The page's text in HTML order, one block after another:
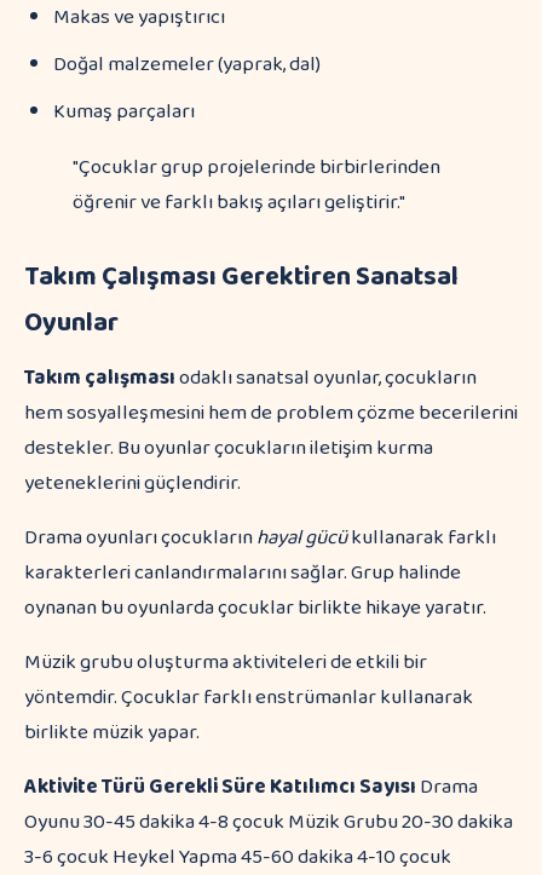
Makas ve yapıştırıcı
Doğal malzemeler (yaprak, dal)
Kumaş parçaları
"Çocuklar grup projelerinde birbirlerinden
öğrenir ve farklı bakış açıları geliştirir."
Takım Çalışması Gerektiren Sanatsal
Oyunlar
Takım çalışmasıodaklı sanatsal oyunlar, çocukların
hem sosyalleşmesini hem de problem çözme becerilerini
destekler. Bu oyunlar çocukların iletişim kurma
yeteneklerini güçlendirir.
Drama oyunları çocuklarınhayal gücükullanarak farklı
karakterleri canlandırmalarını sağlar. Grup halinde
oynanan bu oyunlarda çocuklar birlikte hikaye yaratır.
Müzik grubu oluşturma aktiviteleri de etkili bir
yöntemdir. Çocuklar farklı enstrümanlar kullanarak
birlikte müzik yapar.
Aktivite TürüGerekli SüreKatılımcı SayısıDrama
Oyunu 30-45 dakika 4-8 çocuk Müzik Grubu 20-30 dakika
3-6 çocuk Heykel Yapma 45-60 dakika 4-10 çocuk